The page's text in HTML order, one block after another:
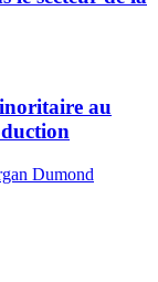
au
Dumond